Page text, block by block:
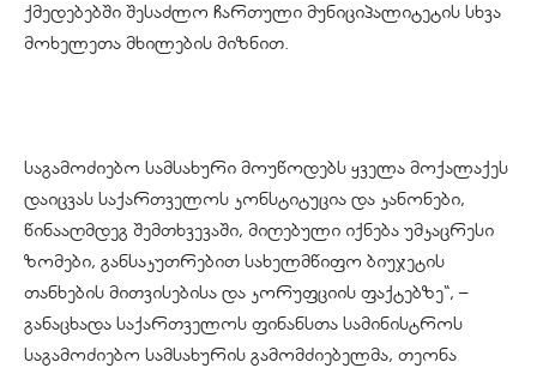
ქმედებებში შესაძლო ჩართული მუნიციპალიტეტის სხვა
მოხელეთა მხილების მიზნით.
საგამოძიებო სამსახური მოუწოდებს ყველა მოქალაქეს
დაიცვას საქართველოს კონსტიტუცია და კანონები,
წინააღმდეგ შემთხვევაში, მიღებული იქნება უმკაცრესი
ზომები, განსაკუთრებით სახელმწიფო ბიუჯეტის
თანხების მითვისებისა და კორუფციის ფაქტებზე“, –
განაცხადა საქართველოს ფინანსთა სამინისტროს
საგამოძიებო სამსახურის გამომძიებელმა, თეონა